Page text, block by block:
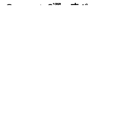
Owners」3選。すべて